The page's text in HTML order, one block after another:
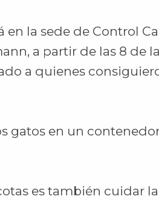
en la sede de Control
a partir de las 8 de
a quienes
gatos en un
es también cuidar